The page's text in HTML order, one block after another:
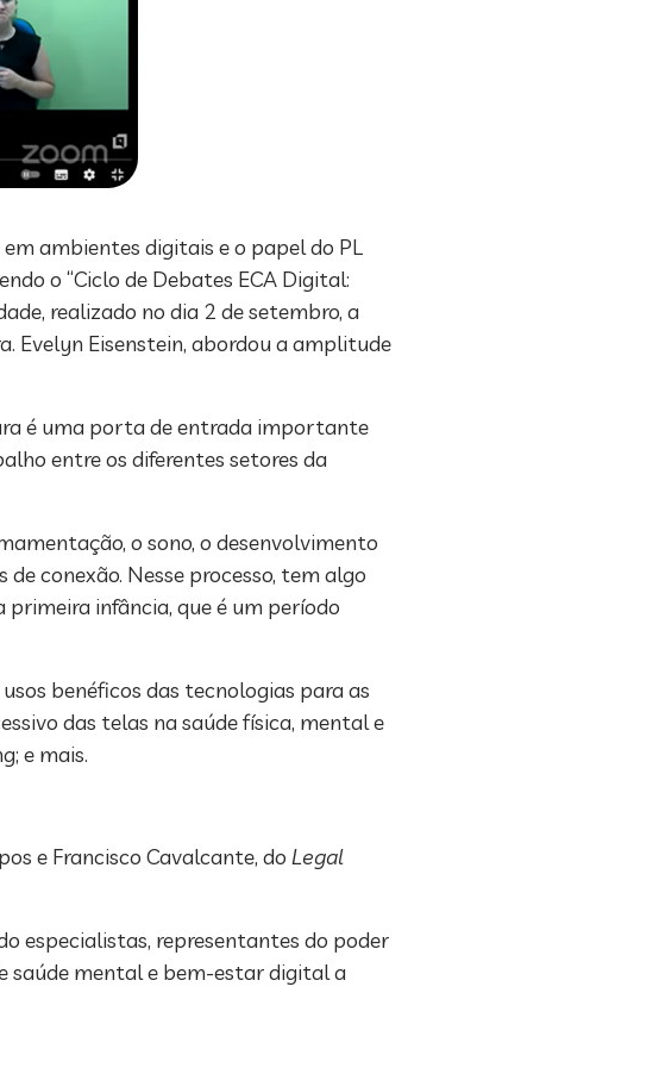
ambientes digitais e o papel do PL
o “Ciclo de Debates ECA Digital:
realizado no dia 2 de setembro, a
Evelyn Eisenstein, abordou a amplitude
é uma porta de entrada importante
entre os diferentes setores da
o sono, o desenvolvimento
conexão. Nesse processo, tem algo
infância, que é um período
benéficos das tecnologias para as
das telas na saúde física, mental e
e mais.
e Francisco Cavalcante, do Legal
especialistas, representantes do poder
saúde mental e bem-estar digital a